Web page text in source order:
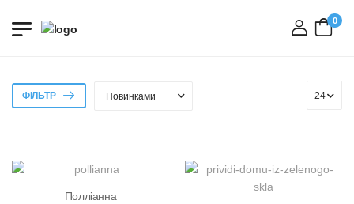
вхід
0
ФІЛЬТР
Полліанна